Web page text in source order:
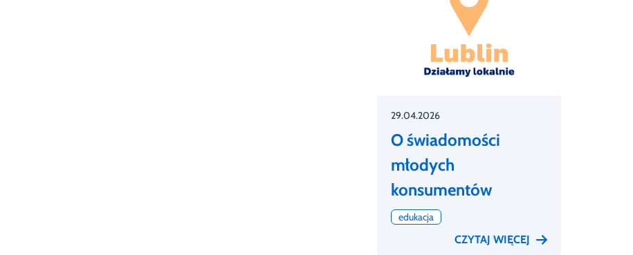
29.04.2026
O świadomości
młodych
konsumentów
edukacja
CZYTAJ WIĘCEJ